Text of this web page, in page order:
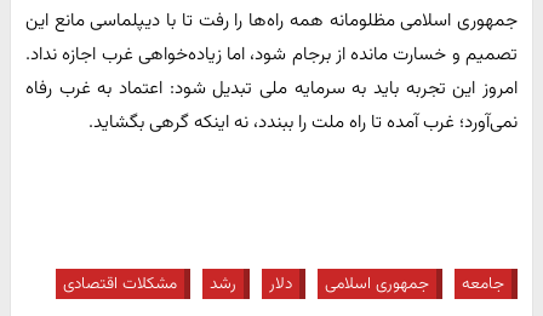
جمهوری اسلامی مظلومانه همه راه‌ها را رفت تا با دیپلماسی مانع این
تصمیم و خسارت مانده از برجام شود، اما زیاده‌خواهی غرب اجازه نداد.
امروز این تجربه باید به سرمایه ملی تبدیل شود: اعتماد به غرب رفاه
نمی‌آورد؛ غرب آمده تا راه ملت را ببندد، نه اینکه گرهی بگشاید.
جامعه جمهوری اسلامی دلار رشد مشکلات اقتصادی